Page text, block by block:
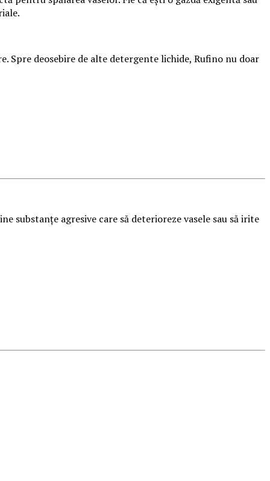
Spre deosebire de alte detergente lichide, Rufino nu doar
substanțe agresive care să deterioreze vasele sau să irite